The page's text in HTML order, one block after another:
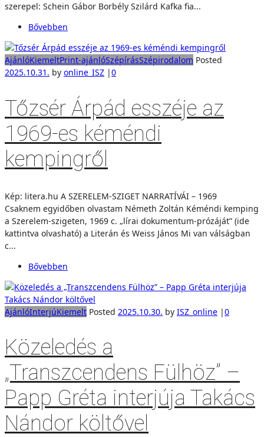
szerepel: Schein Gábor Borbély Szilárd Kafka fia...
Bővebben
AjánlóKiemeltPrint-ajánlóSzépírásSzépirodalom Posted
2025.10.31. by online_ISZ |0
Tőzsér Árpád esszéje az
1969-es kéméndi
kempingről
Kép: litera.hu A SZERELEM-SZIGET NARRATÍVÁI – 1969
Csaknem egyidőben olvastam Németh Zoltán Kéméndi kemping
a Szerelem-szigeten, 1969 c. „lírai dokumentum-prózáját” (ide
kattintva olvasható) a Literán és Weiss János Mi van válságban
c...
Bővebben
AjánlóInterjúKiemelt Posted 2025.10.30. by ISZ_online |0
Közeledés a
„Transzcendens Fülhöz” –
Papp Gréta interjúja Takács
Nándor költővel